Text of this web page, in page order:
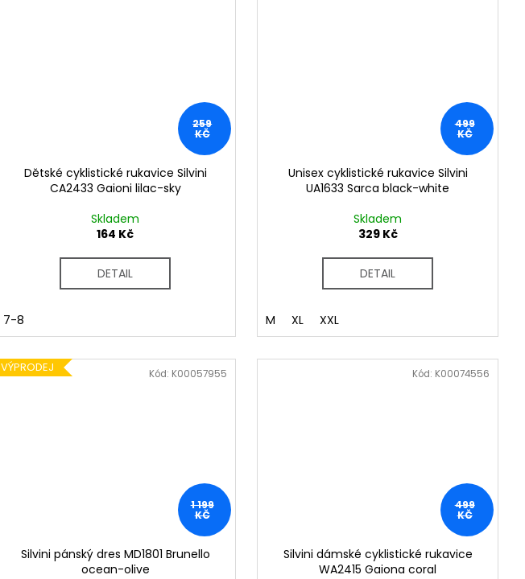
259
KČ
Dětské cyklistické rukavice Silvini
CA2433 Gaioni lilac-sky
Skladem
164 Kč
DETAIL
7-8
499
KČ
Unisex cyklistické rukavice Silvini
UA1633 Sarca black-white
Skladem
329 Kč
DETAIL
M XL XXL
VÝPRODEJ
1 199
KČ
Silvini pánský dres MD1801 Brunello
ocean-olive
Kód: K00057955
499
KČ
Silvini dámské cyklistické rukavice
WA2415 Gaiona coral
Kód: K00074556